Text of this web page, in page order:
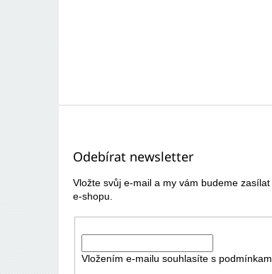
Odebírat newsletter
Vložte svůj e-mail a my vám budeme
e-shopu.
Vložením e-mailu souhlasíte s